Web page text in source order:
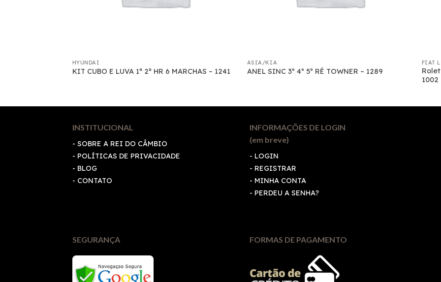
HYUNDAI
KIT CUBO E LUVA 1ª 2ª HR 6 MARCHAS – 1241
ASIA/KIA
ANEL SINC 3º 4º 5º RÉ TOWNER – 1289
FIAT
1002
INSTITUCIONAL
- SOBRE A REI DO CÂMBIO
- POLÍTICAS DE PRIVACIDADE
- BLOG
- CONTATO
INFORMAÇÕES DE LOGIN
(em breve)
- LOGIN
- REGISTRAR
- MINHA CONTA
- PERDEU A SENHA?
SEGURANÇA FORMAS DE PAGAMENTO